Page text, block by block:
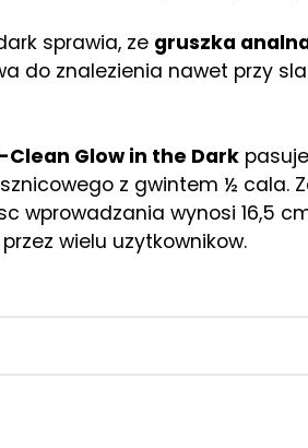
sprawia, ze gruszka
do znalezienia nawet przy
Clean Glow in the Dark
z gwintem ½ cala.
wprowadzania wynosi 16,5
wielu uzytkownikow.